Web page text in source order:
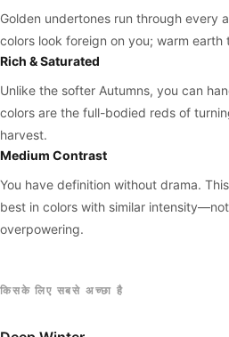
Golden undertones run through every
colors look foreign on you; warm earth
Rich & Saturated
Unlike the softer Autumns, you can
colors are the full-bodied reds of
harvest.
Medium Contrast
You have definition without drama.
best in colors with similar
overpowering.
किसके लिए सबसे अच्छा है